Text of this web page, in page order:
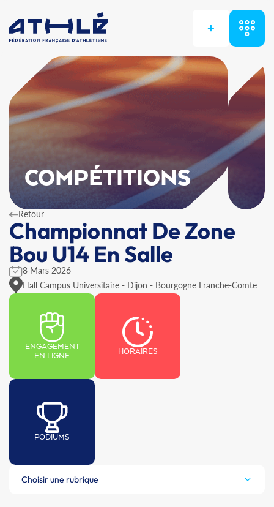
+
COMPÉTITIONS
Retour
Championnat De Zone
Bou U14 En Salle
8 Mars 2026
Hall Campus Universitaire - Dijon - Bourgogne Franche-Comte
ENGAGEMENT
EN LIGNE
HORAIRES
PODIUMS
Choisir une rubrique